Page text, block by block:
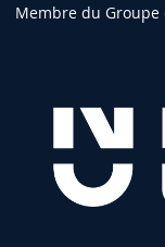
Membre du Groupe